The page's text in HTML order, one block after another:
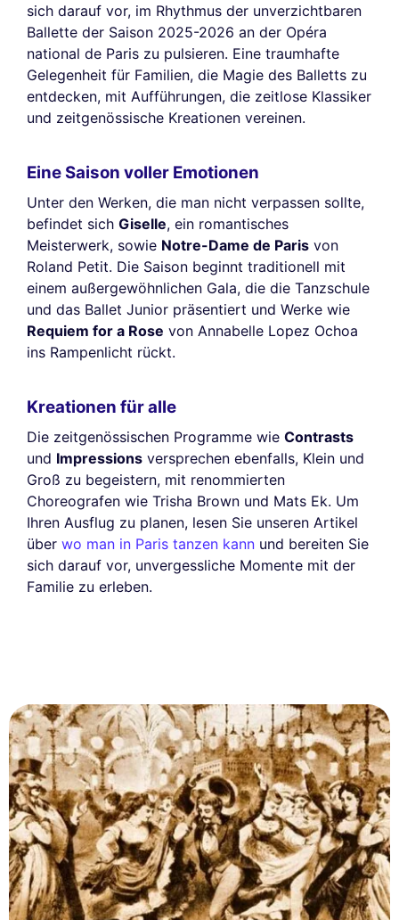
sich darauf vor, im Rhythmus der unverzichtbaren
Ballette der Saison 2025-2026 an der Opéra
national de Paris zu pulsieren. Eine traumhafte
Gelegenheit für Familien, die Magie des Balletts zu
entdecken, mit Aufführungen, die zeitlose Klassiker
und zeitgenössische Kreationen vereinen.
Eine Saison voller Emotionen
Unter den Werken, die man nicht verpassen sollte,
befindet sich Giselle, ein romantisches
Meisterwerk, sowie Notre-Dame de Paris von
Roland Petit. Die Saison beginnt traditionell mit
einem außergewöhnlichen Gala, die die Tanzschule
und das Ballet Junior präsentiert und Werke wie
Requiem for a Rose von Annabelle Lopez Ochoa
ins Rampenlicht rückt.
Kreationen für alle
Die zeitgenössischen Programme wie Contrasts
und Impressions versprechen ebenfalls, Klein und
Groß zu begeistern, mit renommierten
Choreografen wie Trisha Brown und Mats Ek. Um
Ihren Ausflug zu planen, lesen Sie unseren Artikel
über wo man in Paris tanzen kann und bereiten Sie
sich darauf vor, unvergessliche Momente mit der
Familie zu erleben.